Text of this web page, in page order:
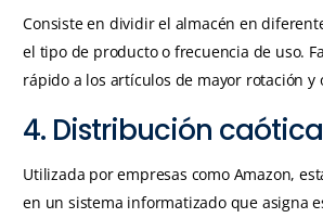
Consiste en dividir el almacén en
el tipo de producto o frecuencia de uso.
rápido a los artículos de mayor rotación y
4. Distribución caótica
Utilizada por empresas como Amazon,
en un sistema informatizado que asigna